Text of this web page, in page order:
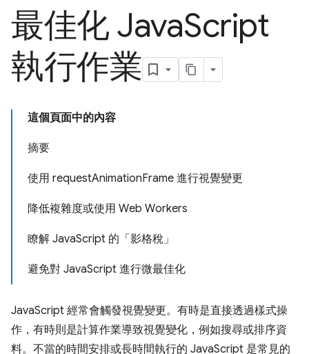
最佳化 JavaScript
執行作業
這個頁面中的內容
摘要
使用 requestAnimationFrame 進行視覺變更
降低複雜度或使用 Web Workers
瞭解 JavaScript 的「影格稅」
避免對 JavaScript 進行微最佳化
JavaScript 經常會觸發視覺變更。有時是直接透過樣式操
作，有時則是計算作業導致視覺變化，例如搜尋或排序資
料。不當的時間安排或長時間執行的 JavaScript 是常見的